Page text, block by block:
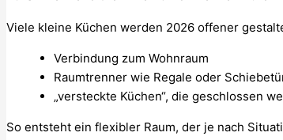
Viele kleine Küchen werden 2026 offener
Verbindung zum Wohnraum
Raumtrenner wie Regale oder
„versteckte Küchen“, die geschlossen
So entsteht ein flexibler Raum, der je nach